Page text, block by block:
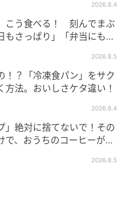
めの1品です。
さん
元記事で読む
べているの？】ブロッ
ウトを食べてみた！
2026.8.4
こう食べる！ 刻んでまぶ
もさっぱり」「弁当にもい
2026.8.5
！？「冷凍食パン」をサク
方法。おいしさケタ違い！
2026.8.4
」絶対に捨てないで！その
で、おうちのコーヒーが
2026.8.5